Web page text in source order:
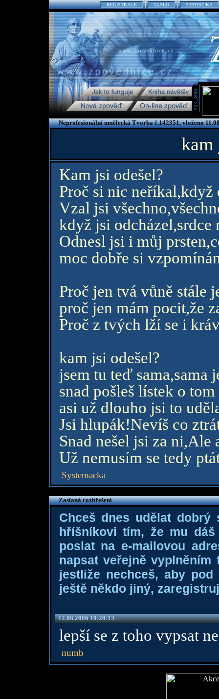
REGISTRACE TABLO STATISTIKA
Neprofesionální umělecká Tvorba č.142351, vloženo
kam
Kam jsi odešel?
Proč si nic neříkal,když
Vzal jsi
když jsi odcházel,srdce
Odnesl jsi i můj
moc dobře si
Proč jen tvá vůně stále
proč jen mám pocit,že
Proč z tvých lží se i
kam jsi odešel?
jsem tu teď sama,sama
snad pošleš lístek o
asi už dlouho jsi to
Jsi hlupák!Nevíš co
Snad nešel jsi za ni,Ale
Už nemusím se tedy
Systemacka
Zaslaná rozhřešení
Chceš dnes udělat dobrý
hříšníkovi tím, že mu
poslat na e-mailovou
napsat veřejně
jestliže nechceš, aby
ještě někdo jiný,
12.08.2006 19:20:13
lepší se z toho vypsat
numb